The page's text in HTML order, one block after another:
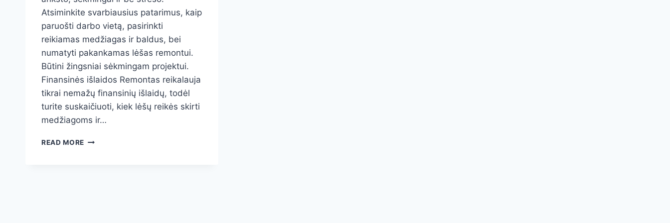
Atsiminkite svarbiausius patarimus, kaip
paruošti darbo vietą, pasirinkti
reikiamas medžiagas ir baldus, bei
numatyti pakankamas lėšas remontui.
Būtini žingsniai sėkmingam projektui.
Finansinės išlaidos Remontas reikalauja
tikrai nemažų finansinių išlaidų, todėl
turite suskaičiuoti, kiek lėšų reikės skirti
medžiagoms ir…
READ MORE VIRTUVĖS